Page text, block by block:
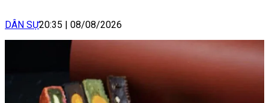
DÂN SỰ20:35 | 08/08/2026